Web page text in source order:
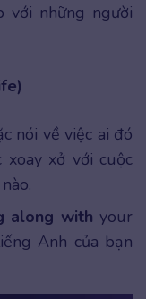
với những người
nói về việc ai đó
xoay xở với cuộc
along with your
Anh của bạn